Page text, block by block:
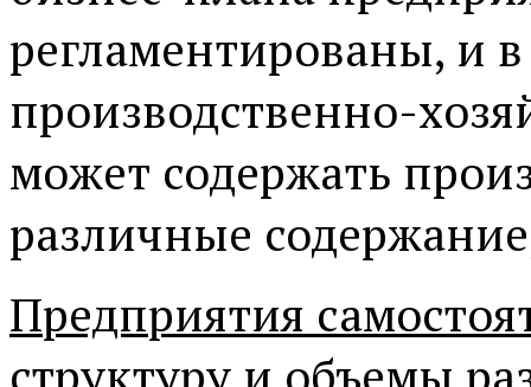
регламентированы, и
производственно-
может содержать
различные
Предприятия